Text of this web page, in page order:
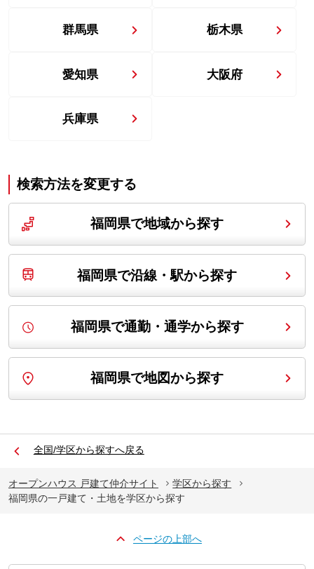
群馬県 栃木県
愛知県 大阪府
兵庫県
検索方法を変更する
福岡県で地域から探す
福岡県で沿線・駅から探す
福岡県で通勤・通学から探す
福岡県で地図から探す
全国/学区から探すへ戻る
オープンハウス 戸建て仲介サイト
学区から探す
福岡県の一戸建て・土地を学区から探す
ページの上部へ